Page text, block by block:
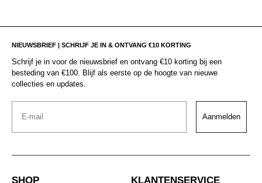
NIEUWSBRIEF | SCHRIJF JE IN & ONTVANG €10 KORTING
Schrijf je in voor de nieuwsbrief en ontvang €10 korting bij een
besteding van €100. Blijf als eerste op de hoogte van nieuwe
collecties en updates.
Email
Aanmelden
SHOP KLANTENSERVICE